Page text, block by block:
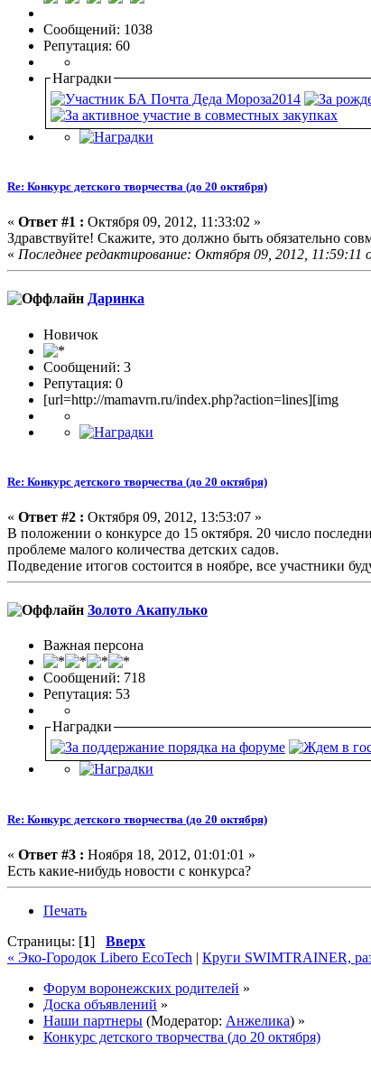
Сообщений: 1038
Репутация: 60
Наградки
Re: Конкурс детского творчества (до 20 октября)
« Ответ #1 : Октября 09, 2012, 11:33:02 »
Здравствуйте! Скажите, это должно быть обязательно
« Последнее редактирование: Октября 09, 2012,
Даринка
Новичок
Сообщений: 3
Репутация: 0
[url=http://mamavrn.ru/index.php?action=lines][img
Re: Конкурс детского творчества (до 20 октября)
« Ответ #2 : Октября 09, 2012, 13:53:07 »
В положении о конкурсе до 15 октября. 20 число
проблеме малого количества детских садов.
Подведение итогов состоится в ноябре, все участники
Золото Акапулько
Важная персона
Сообщений: 718
Репутация: 53
Наградки
Re: Конкурс детского творчества (до 20 октября)
« Ответ #3 : Ноября 18, 2012, 01:01:01 »
Есть какие-нибудь новости с конкурса?
Печать
Страницы: [1] Вверх
« Эко-Городок Libero EcoTech | Круги SWIMTRAINER,
Форум воронежских родителей »
Доска объявлений »
Наши партнеры (Модератор: Анжелика) »
Конкурс детского творчества (до 20 октября)